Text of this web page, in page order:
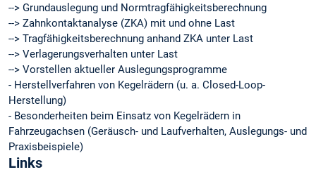
--> Grundauslegung und Normtragfähigkeitsberechnung
--> Zahnkontaktanalyse (ZKA) mit und ohne Last
--> Tragfähigkeitsberechnung anhand ZKA unter Last
--> Verlagerungsverhalten unter Last
--> Vorstellen aktueller Auslegungsprogramme
- Herstellverfahren von Kegelrädern (u. a. Closed-Loop-
Herstellung)
- Besonderheiten beim Einsatz von Kegelrädern in
Fahrzeugachsen (Geräusch- und Laufverhalten, Auslegungs- und
Praxisbeispiele)
Links